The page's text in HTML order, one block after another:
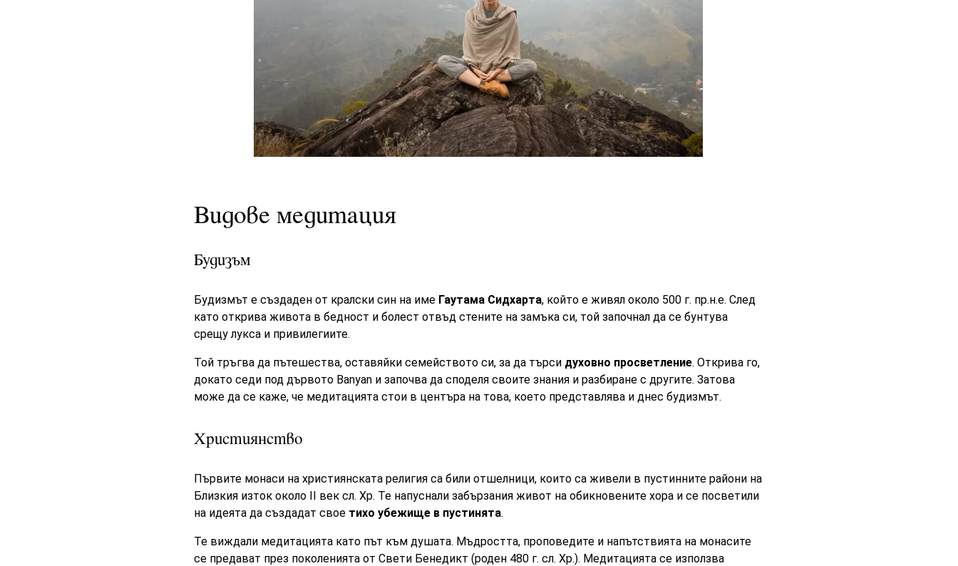
Видове медитация
Будизъм
Будизмът е създаден от кралски син на имеГаутама Сидхарта, който е живял около 500 г. пр.н.е. След
като открива живота в бедност и болест отвъд стените на замъка си, той започнал да се бунтува
срещу лукса и привилегиите.
Той тръгва да пътешества, оставяйки семейството си, за да търси духовно просветление. Открива го,
докато седи под дървото Banyan и започва да споделя своите знания и разбиране с другите. Затова
може да се каже, че медитацията стои в центъра на това, което представлява и днес будизмът.
Християнство
Първите монаси на християнската религия са били отшелници, които са живели в пустинните райони на
Близкия изток около II век сл. Хр. Те напуснали забързания живот на обикновените хора и се посветили
на идеята да създадат своетихо убежище в пустинята.
Те виждали медитацията като път към душата. Мъдростта, проповедите и напътствията на монасите
се предават през поколенията от Свети Бенедикт (роден 480 г. сл. Хр.). Медитацията се използва